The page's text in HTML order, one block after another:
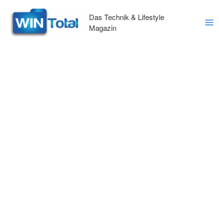
Inhalt
springen
Das Technik & Lifestyle
Magazin